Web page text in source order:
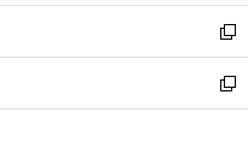
ウ
で
開
く
ン
ド
ウ
で
開
ウ
ィ
ン
ド
ウ
し
い
ウ
ィ
ン
新
し
い
ウ
新
し